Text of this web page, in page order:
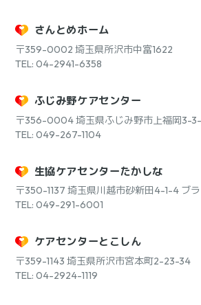
さんとめホーム
〒359-0002 埼玉県所沢市中富1622
TEL: 04-2941-6358
ふじみ野ケアセンター
〒356-0004埼玉県ふじみ野市上福岡3-
TEL: 049-267-1104
生協ケアセンターたかしな
〒350-1137 埼玉県川越市砂新田4-1-4 ブ
TEL: 049-291-6001
ケアセンターとこしん
〒359-1143 埼玉県所沢市宮本町2-23-34
TEL: 04-2924-1119